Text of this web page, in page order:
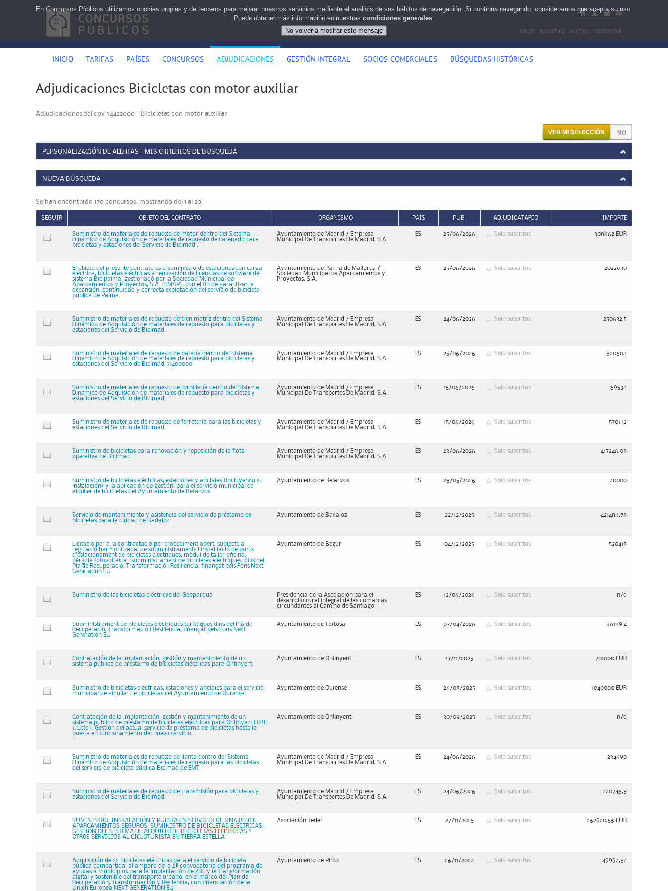
INICIO REGISTRO ACCESO CONTACTAR
INICIO TARIFAS PAÍSES CONCURSOS ADJUDICACIONES GESTIÓN INTEGRAL SOCIOS COMERCIALES BÚSQUEDAS HISTÓRICAS
Adjudicaciones Bicicletas con motor auxiliar
Adjudicaciones del cpv 34422000 - Bicicletas con motor auxiliar
VER MI SELECCIÓN
PERSONALIZACIÓN DE ALERTAS - MIS CRITERIOS DE BÚSQUEDA
NUEVA BÚSQUEDA
Se han encontrado 170 concursos, mostrando del 1 al 20.
SEGUIR OBJETO DEL CONTRATO ORGANISMO PAÍS PUB. ADJUDICATARIO IMPORTE
Suministro de materiales de repuesto de motor dentro del Sistema
Dinámico de Adquisición de materiales de repuesto de carenado para
bicicletas y estaciones del Servicio de Bicimad..
Ayuntamiento de Madrid / Empresa
Municipal De Transportes De Madrid, S.A.
ES 25/06/2026 Solo suscritos 308662 EUR
El objeto del presente contrato es el suministro de estaciones con carga
eléctrica, bicicletas eléctricas y renovación de licencias de software del
sistema Bicipalma, gestionado por la Sociedad Municipal de
Aparcamientos y Proyectos, S.A. (SMAP), con el fin de garantizar la
expansión, continuidad y correcta explotación del servicio de bicicleta
pública de Palma.
Ayuntamiento de Palma de Mallorca /
Sociedad Municipal de Aparcamientos y
Proyectos, S.A.
ES 25/06/2026 Solo suscritos 2022030
Suministro de materiales de repuesto de tren motriz dentro del Sistema
Dinámico de Adquisición de materiales de repuesto para bicicletas y
estaciones del Servicio de Bicimad.
Ayuntamiento de Madrid / Empresa
Municipal De Transportes De Madrid, S.A.
ES 24/06/2026 Solo suscritos 250632,5
Suministro de materiales de repuesto de batería dentro del Sistema
Dinámico de Adquisición de materiales de repuesto para bicicletas y
estaciones del Servicio de Bicimad. 31400000
Ayuntamiento de Madrid / Empresa
Municipal De Transportes De Madrid, S.A.
ES 25/06/2026 Solo suscritos 82060,1
Suministro de materiales de repuesto de tornillería dentro del Sistema
Dinámico de Adquisición de materiales de repuesto para bicicletas y
estaciones del Servicio de Bicimad.
Ayuntamiento de Madrid / Empresa
Municipal De Transportes De Madrid, S.A.
ES 15/06/2026 Solo suscritos 6953,1
Suministro de materiales de repuesto de ferretería para las bicicletas y
estaciones del Servicio de Bicimad.
Ayuntamiento de Madrid / Empresa
Municipal De Transportes De Madrid, S.A.
ES 15/06/2026 Solo suscritos 5701,12
Suministro de bicicletas para renovación y reposición de la flota
operativa de Bicimad.
Ayuntamiento de Madrid / Empresa
Municipal De Transportes De Madrid, S.A.
ES 23/06/2026 Solo suscritos 417246,08
Suministro de bicicletas eléctricas, estaciones y anclajes (incluyendo su
instalación) y la aplicación de gestión, para el servicio municipal de
alquiler de bicicletas del Ayuntamiento de Betanzos
Ayuntamiento de Betanzos ES 28/05/2026 Solo suscritos 40000
Servicio de mantenimiento y asistencia del servicio de préstamo de
bicicletas para la ciudad de Badajoz
Ayuntamiento de Badajoz ES 22/12/2025 Solo suscritos 421486,78
Licitacio per a la contractació per procediment obert, subjecte a
regulació harmonitzada, de subministraments i instal·lació de punts
d’estacionament de bicicletes elèctriques, mòdul de taller oficina,
pèrgola fotovoltaica i subministrament de bicicletes elèctriques, dins del
Pla de Recuperació, Transformació i Resiliència, finançat pels Fons Next
Generation EU
Ayuntamiento de Begur ES 04/12/2025 Solo suscritos 520418
Suministro de las bicicletas eléctricas del Geoparque
Presidencia de la Asociación para el
desarrollo rural integral de las comarcas
circundantes al Camino de Santiago
ES 12/06/2026 Solo suscritos n/d
Subministrament de bicicletes elèctriques turístiques dins del Pla de
Recuperació, Transformació i Resiliència, finançat pels Fons Next
Generation EU
Ayuntamiento de Tortosa ES 07/04/2026 Solo suscritos 86189,4
Contratación de la implantación, gestión y mantenimiento de un
sistema público de préstamo de bicicletas eléctricas para Ontinyent
Ayuntamiento de Ontinyent ES 17/11/2025 Solo suscritos 701000 EUR
Suministro de bicicletas eléctricas, estaciones y anclajes para el servicio
municipal de alquiler de bicicletas del Ayuntamiento de Ourense.
Ayuntamiento de Ourense ES 26/08/2025 Solo suscritos 1040000 EUR
Contratación de la implantación, gestión y mantenimiento de un
sistema público de préstamo de bicicletas eléctricas para Ontinyent LOTE
1: Lote 1: Gestión del actual servicio de préstamo de bicicletas hasta la
puesta en funcionamiento del nuevo servicio.
Ayuntamiento de Ontinyent ES 30/09/2025 Solo suscritos n/d
Suministro de materiales de repuesto de llanta dentro del Sistema
Dinámico de Adquisición de materiales de repuesto para las bicicletas
del servicio de bicicleta pública Bicimad de EMT.
Ayuntamiento de Madrid / Empresa
Municipal De Transportes De Madrid, S.A.
ES 24/06/2026 Solo suscritos 234690
Suministro de materiales de repuesto de transmisión para bicicletas y
estaciones del Servicio de Bicimad.
Ayuntamiento de Madrid / Empresa
Municipal De Transportes De Madrid, S.A.
ES 24/06/2026 Solo suscritos 220746,8
SUMINISTRO, INSTALACIÓN Y PUESTA EN SERVICIO DE UNA RED DE
APARCAMIENTOS SEGUROS, SUMINISTRO DE BICICLETAS ELÉCTRICAS,
GESTIÓN DEL SISTEMA DE ALQUILER DE BICICLETAS ELÉCTRICAS Y
OTROS SERVICIOS AL CICLOTURISTA EN TIERRA ESTELLA
Asociación Teder ES 27/11/2025 Solo suscritos 262920,56 EUR
Adquisición de 22 bicicletas eléctricas para el servicio de bicicleta
pública compartida, al amparo de la 2ª convocatoria del programa de
ayudas a municipios para la implantación de ZBE y la transformación
digital y sostenible del transporte urbano, en el marco del Plan de
Recuperación, Transformación y Resilencia, con financiación de la
Unión Europea NEXT GENERATION EU
Ayuntamiento de Pinto ES 26/11/2024 Solo suscritos 49994,84
En Concursos Públicos utilizamos cookies propias y de terceros para mejorar nuestros servicios mediante el análisis de sus hábitos de navegación. Si continúa navegando, consideramos que acepta su uso.
Puede obtener más información en nuestras condiciones generales.